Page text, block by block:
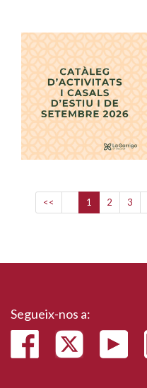
<< 1 2 3
Segueix-nos a: